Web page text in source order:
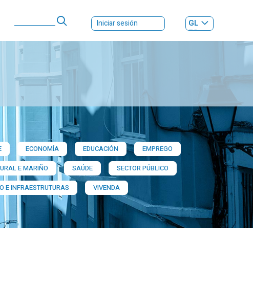
Iniciar sesión
GL
ES|
ECONOMÍA EDUCACIÓN
EMPREGO
E MARIÑO SAÚDE
SECTOR PÚBLICO
E INFRAESTRUTURAS VIVENDA